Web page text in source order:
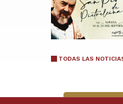
TODAS LAS